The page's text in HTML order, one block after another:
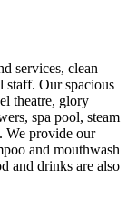
services, clean
staff. Our spacious
theatre, glory
spa pool, steam
We provide our
and mouthwash
and drinks are also